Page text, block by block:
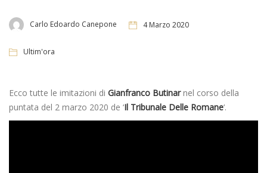
Carlo Edoardo Canepone 4 Marzo 2020
Ultim'ora
Ecco tutte le imitazioni di Gianfranco Butinarnel corso della
puntata del 2 marzo 2020 de ‘Il Tribunale Delle Romane‘.